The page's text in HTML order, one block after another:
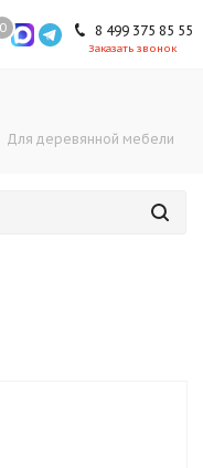
8 499 375 85 55
Заказать звонок
0
Для деревянной мебели